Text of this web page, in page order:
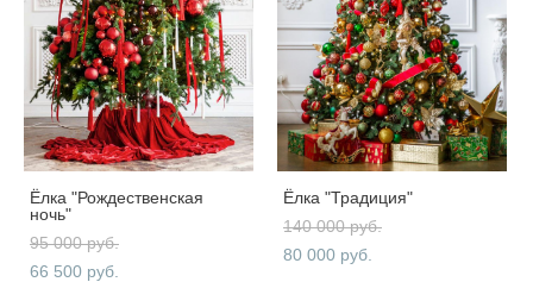
Ёлка "Рождественская
ночь"
95 000 pуб.
66 500 pуб.
Ёлка "Традиция"
140 000 pуб.
80 000 pуб.